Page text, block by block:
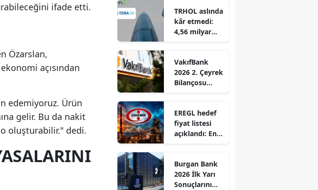
ifade etti.
Özarslan,
açısından
edemiyoruz. Ürün
gelir. Bu da nakit
oluşturabilir." dedi.
TRHOL aslında
kâr etmedi:
4,56 milyar
VakıfBank
2026 2. Çeyrek
Bilançosu
EREGL hedef
fiyat listesi
açıklandı: En
Burgan Bank
2026 İlk Yarı
Sonuçlarını